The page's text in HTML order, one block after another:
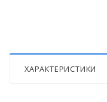
ХАРАКТЕРИСТИКИ